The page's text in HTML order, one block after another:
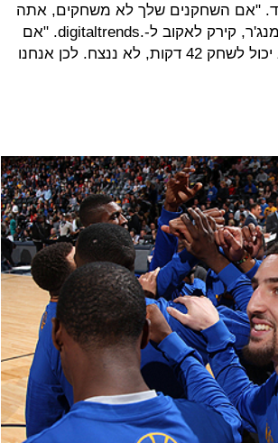
"אם השחקנים שלך לא משחקים, אתה
לא תנצח משחקים", הסביר עוזר הג'נרל מנג'ר, קירק לאקוב ל-.digitaltrends. "אם
קארי לא בריא, לא ננצח, אם איגולדה לא יכול לשחק 42 דקות, לא ננצח. לכן אנחנו